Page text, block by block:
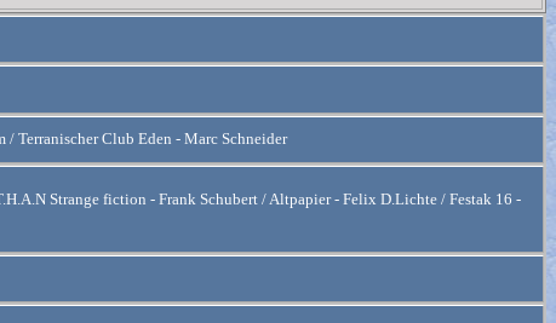
/ Terranischer Club Eden - Marc Schneider
Strange fiction - Frank Schubert / Altpapier - Felix D.Lichte / Festak 16 -